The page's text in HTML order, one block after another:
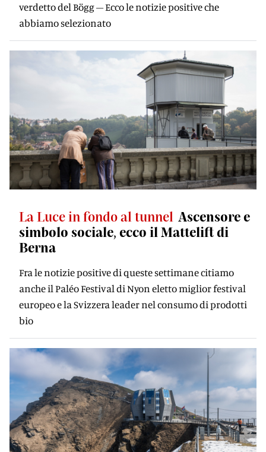
verdetto del Bögg – Ecco le notizie positive che
abbiamo selezionato
La Luce in fondo al tunnel Ascensore e
simbolo sociale, ecco il Mattelift di
Berna
Fra le notizie positive di queste settimane citiamo
anche il Paléo Festival di Nyon eletto miglior festival
europeo e la Svizzera leader nel consumo di prodotti
bio